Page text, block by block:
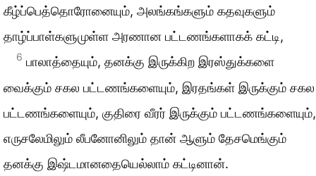
கீழ்ப்பெத்தொரோனையும், அலங்கங்களும் கதவுகளும்
தாழ்ப்பாள்களுமுள்ள அரணான பட்டணங்களாகக் கட்டி,
6 பாலாத்தையும், தனக்கு இருக்கிற இரஸ்துக்களை
வைக்கும் சகல பட்டணங்களையும், இரதங்கள் இருக்கும் சகல
பட்டணங்களையும், குதிரை வீரர் இருக்கும் பட்டணங்களையும்,
எருசலேமிலும் லீபனோனிலும் தான் ஆளும் தேசமெங்கும்
தனக்கு இஷ்டமானதையெல்லாம் கட்டினான்.